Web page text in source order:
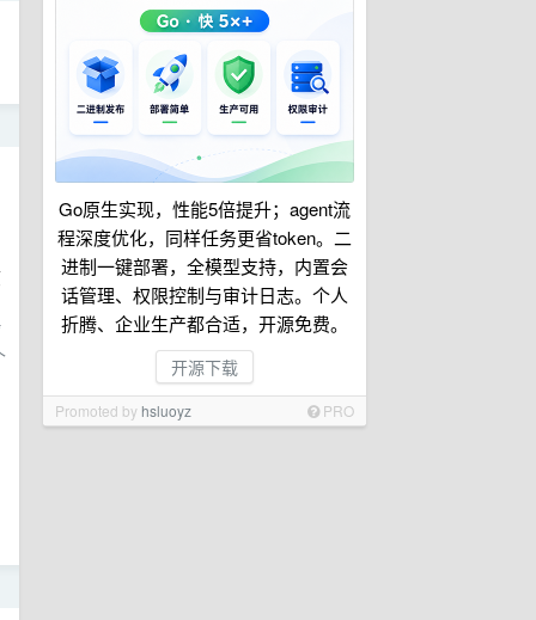
Go原生实现，性能5倍提升；agent流
程深度优化，同样任务更省token。二
进制一键部署，全模型支持，内置会
话管理、权限控制与审计日志。个人
折腾、企业生产都合适，开源免费。
开源下载
Promoted by hsluoyz PRO